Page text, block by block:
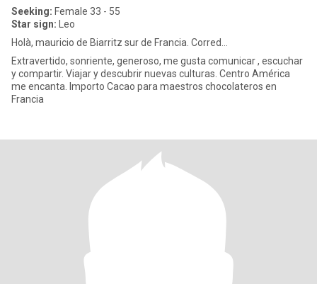
Seeking: Female 33 - 55
Star sign: Leo
Holà, mauricio de Biarritz sur de Francia. Corred...
Extravertido, sonriente, generoso, me gusta comunicar , escuchar
y compartir. Viajar y descubrir nuevas culturas. Centro América
me encanta. Importo Cacao para maestros chocolateros en
Francia